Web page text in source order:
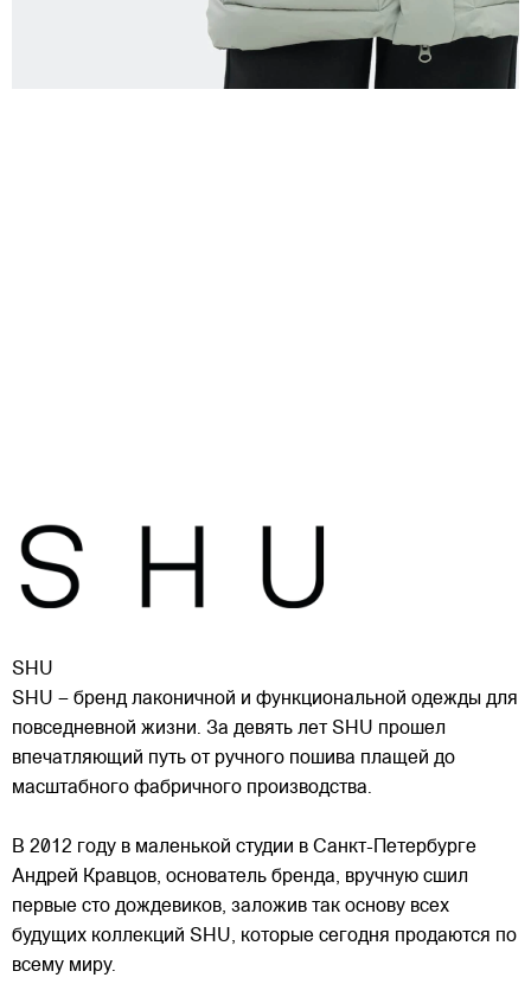
SHU
SHU – бренд лаконичной и функциональной одежды для
повседневной жизни. За девять лет SHU прошел
впечатляющий путь от ручного пошива плащей до
масштабного фабричного производства.
В 2012 году в маленькой студии в Санкт-Петербурге
Андрей Кравцов, основатель бренда, вручную сшил
первые сто дождевиков, заложив так основу всех
будущих коллекций SHU, которые сегодня продаются по
всему миру.